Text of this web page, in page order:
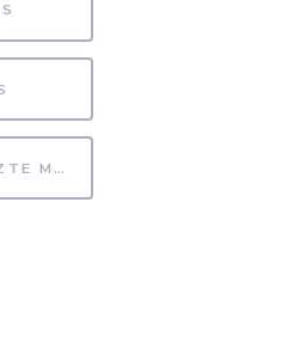
UNBEGRENZTE MÖGLICHKEITEN